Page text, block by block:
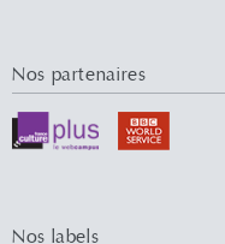
Nos partenaires
Nos labels